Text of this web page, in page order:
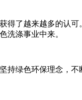
了越来越多的认可
洗涤事业中来。
绿色环保理念，不